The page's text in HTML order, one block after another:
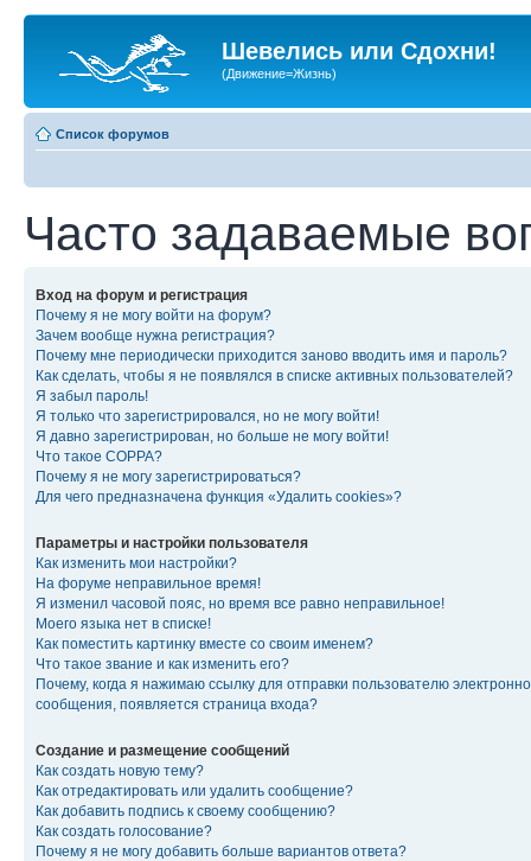
Шевелись или Сдохни!
(Движение=Жизнь)
Список форумов
Часто задаваемые
Вход на форум и регистрация
Почему я не могу войти на форум?
Зачем вообще нужна регистрация?
Почему мне периодически приходится заново вводить имя и пароль?
Как сделать, чтобы я не появлялся в списке активных пользователей?
Я забыл пароль!
Я только что зарегистрировался, но не могу войти!
Я давно зарегистрирован, но больше не могу войти!
Что такое COPPA?
Почему я не могу зарегистрироваться?
Для чего предназначена функция «Удалить cookies»?
Параметры и настройки пользователя
Как изменить мои настройки?
На форуме неправильное время!
Я изменил часовой пояс, но время все равно неправильное!
Моего языка нет в списке!
Как поместить картинку вместе со своим именем?
Что такое звание и как изменить его?
Почему, когда я нажимаю ссылку для отправки пользователю
сообщения, появляется страница входа?
Создание и размещение сообщений
Как создать новую тему?
Как отредактировать или удалить сообщение?
Как добавить подпись к своему сообщению?
Как создать голосование?
Почему я не могу добавить больше вариантов ответа?